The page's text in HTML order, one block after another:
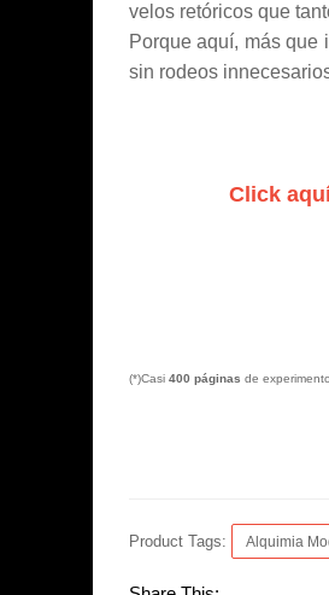
velos retóricos que
Porque aquí, más que
sin rodeos
Click
(*)Casi 400 páginas de
Product Tags: Alquimia